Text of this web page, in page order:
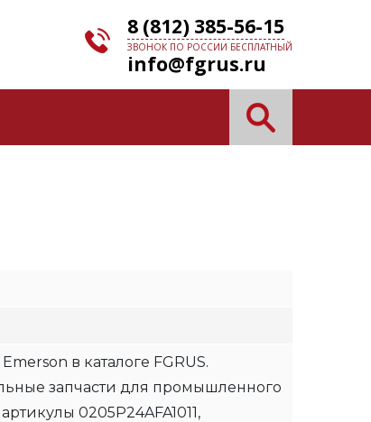
8 (812) 385-56-15
ЗВОНОК ПО РОССИИ БЕСПЛАТНЫЙ
info@fgrus.ru
в каталоге FGRUS.
запчасти для промышленного
0205P24AFA1011,